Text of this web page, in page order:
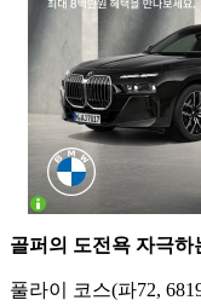
골퍼의 도전욕 자극하
풀라이 코스(파72,